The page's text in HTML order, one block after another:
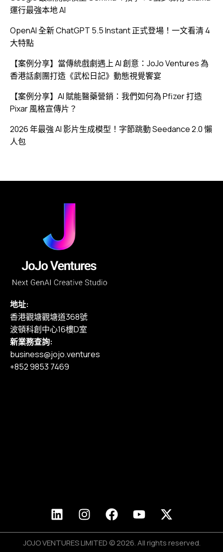
運行最強本地 AI
OpenAI 全新 ChatGPT 5.5 Instant 正式登場！一文看清 4
大特點
【案例分享】當傳統戲劇遇上 AI 創意：JoJo Ventures 為
香港話劇團打造《武松日記》動態視覺饗宴
【案例分享】AI 賦能醫藥營銷：我們如何為 Pfizer 打造
Pixar 風格宣傳片？
2026 年最強 AI 影片生成模型！字節跳動 Seedance 2.0 懶
人包
地址:
香港觀塘觀塘道368號
波頓科創中心16樓D室
新業務查詢:
business@jojo.ventures
+852 9853 7469
JOJO VENTURES LIMITED © 2026. All rights reserved.